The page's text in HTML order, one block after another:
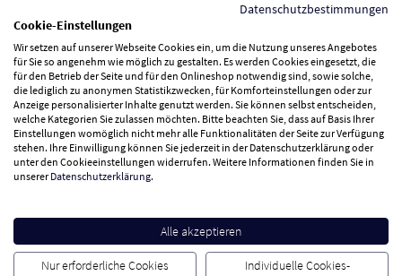
Vertrag widerrufen
Zahlungsarten
Wir versenden mit
Besuchen Sie uns
Datenschutzbestimmungen
Cookie-Einstellungen
Wir setzen auf unserer Webseite Cookies ein, um die Nutzung unseres Angebotes
für Sie so angenehm wie möglich zu gestalten. Es werden Cookies eingesetzt, die
für den Betrieb der Seite und für den Onlineshop notwendig sind, sowie solche,
die lediglich zu anonymen Statistikzwecken, für Komforteinstellungen oder zur
Anzeige personalisierter Inhalte genutzt werden. Sie können selbst entscheiden,
welche Kategorien Sie zulassen möchten. Bitte beachten Sie, dass auf Basis Ihrer
Einstellungen womöglich nicht mehr alle Funktionalitäten der Seite zur Verfügung
stehen. Ihre Einwilligung können Sie jederzeit in der Datenschutzerklärung oder
unter den Cookieeinstellungen widerrufen. Weitere Informationen finden Sie in
unsererDatenschutzerklärung.
Alle akzeptieren
Nur erforderliche Cookies
Individuelle Cookies-